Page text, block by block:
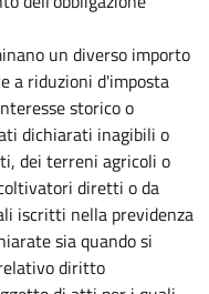
un diverso importo
a riduzioni d'imposta
storico o
dichiarati inagibili o
dei terreni agricoli o
diretti o da
iscritti nella previdenza
sia quando si
diritto